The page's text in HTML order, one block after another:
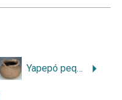
Yapepó pequena corrugada